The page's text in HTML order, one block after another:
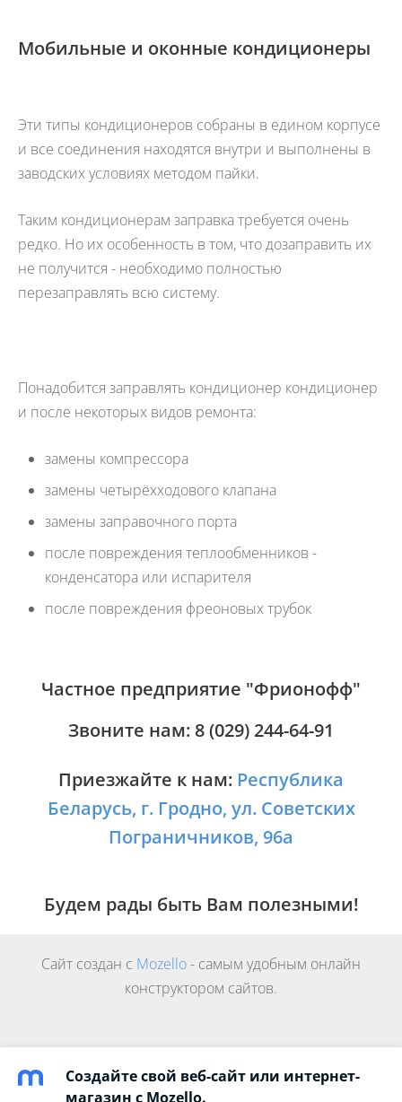
Мобильные и оконные кондиционеры
Эти типы кондиционеров собраны в едином корпусе
и все соединения находятся внутри и выполнены в
заводских условиях методом пайки.
Таким кондиционерам заправка требуется очень
редко. Но их особенность в том, что дозаправить их
не получится - необходимо полностью
перезаправлять всю систему.
Понадобится заправлять кондиционер кондиционер
и после некоторых видов ремонта:
замены компрессора
замены четырёхходового клапана
замены заправочного порта
после повреждения теплообменников -
конденсатора или испарителя
после повреждения фреоновых трубок
Частное предприятие "Фрионофф"
Звоните нам: 8 (029) 244-64-91
Приезжайте к нам: Республика
Беларусь, г. Гродно, ул. Советских
Пограничников, 96а
Будем рады быть Вам полезными!
Сайт создан с Mozello- самым удобным онлайн
конструктором сайтов.
Создайте свой веб-сайт или интернет-
магазин с Mozello.